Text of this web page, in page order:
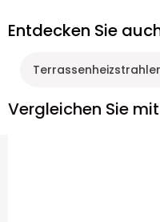
Entdecken Sie
Vergleichen Sie